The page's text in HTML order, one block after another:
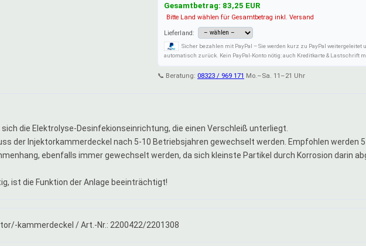
Gesamtbetrag: 83,25 EUR
Bitte Land wählen für Gesamtbetrag inkl. Versand
Lieferland:
Sicher bezahlen mit PayPal – Sie werden kurz zu PayPal weitergeleitet
automatisch zurück. Kein PayPal-Konto nötig: auch Kreditkarte & Lastschrift
📞 Beratung: 08323 / 969 171 Mo.–Sa. 11–21 Uhr
die Elektrolyse-Desinfekionseinrichtung, die einen Verschleiß unterliegt.
der Injektorkammerdeckel nach 5-10 Betriebsjahren gewechselt werden. Empfohlen werden
ebenfalls immer gewechselt werden, da sich kleinste Partikel durch Korrosion darin
ist die Funktion der Anlage beeinträchtigt!
kammerdeckel / Art.-Nr.: 2200422/2201308